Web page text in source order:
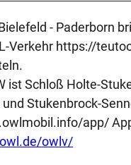
- Paderborn
Verkehr https://
ist Schloß Holte-
Stukenbrock-
app/
owlv/